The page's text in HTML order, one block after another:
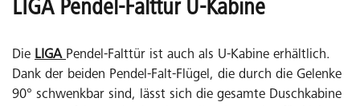
LIGA Pendel-Falttür U-Kabine
Die LIGA Pendel-Falttür ist auch als U-Kabine erhältlich.
Dank der beiden Pendel-Falt-Flügel, die durch die Gelenke
90° schwenkbar sind, lässt sich die gesamte Duschkabine